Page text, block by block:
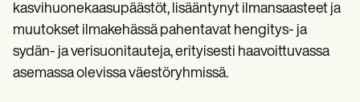
kasvihuonekaasupäästöt, lisääntynyt ilmansaasteet ja
muutokset ilmakehässä pahentavat hengitys- ja
sydän- ja verisuonitauteja, erityisesti haavoittuvassa
asemassa olevissa väestöryhmissä.